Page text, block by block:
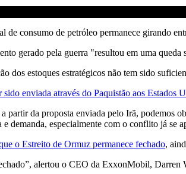
de consumo de petróleo permanece girando
gerado pela guerra "resultou em uma
dos estoques estratégicos não tem sido
enviada através do Paquistão aos Estados
partir da proposta enviada pelo Irã, podemos
demanda, especialmente com o conflito já se
o Estreito de Ormuz permanece fechado,
alertou o CEO da ExxonMobil, Darren